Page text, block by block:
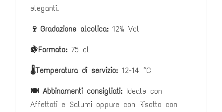
eleganti.
🍷 Gradazione alcolica: 12% Vol
🍇Formato: 75 cl
🌡️Temperatura di servizio: 12-14 °C
🍽️ Abbinamenti consigliati: Ideale con
Affettati e Salumi oppure con Risotto con